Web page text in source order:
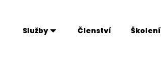
Služby Členství Školení